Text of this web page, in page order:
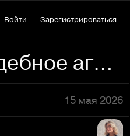
Войти Зарегистрироваться
Ромео | свадебное агенство
15 мая 2026